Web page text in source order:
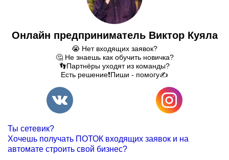
Онлайн предприниматель Виктор Куяла
😭 Нет входящих заявок?
🤔 Не знаешь как обучить новичка?
👣Партнёры уходят из команды?
Есть решение❗Пиши - помогу✍️
Ты сетевик?
Хочешь получать ПОТОК входящих заявок и на
автомате строить свой бизнес?